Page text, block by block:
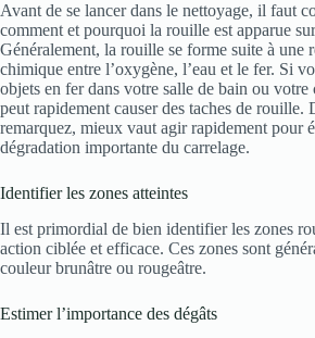
Avant de se lancer dans le nettoyage, il faut
comment et pourquoi la rouille est apparue
Généralement, la rouille se forme suite à une
chimique entre l’oxygène, l’eau et le fer. Si
objets en fer dans votre salle de bain ou votre
peut rapidement causer des taches de rouille.
remarquez, mieux vaut agir rapidement pour
dégradation importante du carrelage.
Identifier les zones atteintes
Il est primordial de bien identifier les zones
action ciblée et efficace. Ces zones sont
couleur brunâtre ou rougeâtre.
Estimer l’importance des dégâts